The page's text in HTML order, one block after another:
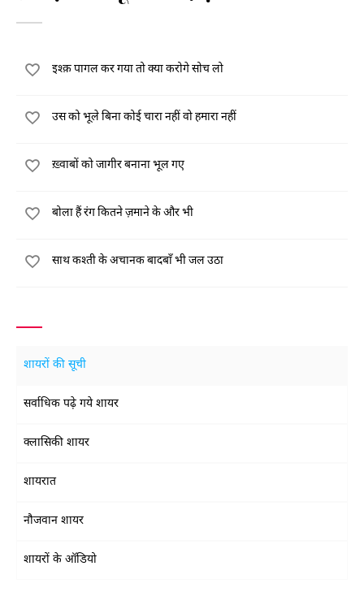
इश्क़ पागल कर गया तो क्या करोगे सोच लो
उस को भूले बिना कोई चारा नहीं वो हमारा नहीं
ख़्वाबों को जागीर बनाना भूल गए
बोला हैं रंग कितने ज़माने के और भी
साथ कश्ती के अचानक बादबाँ भी जल उठा
शायरों की सूची
सर्वाधिक पढ़े गये शायर
क्लासिकी शायर
शायरात
नौजवान शायर
शायरों के ऑडियो